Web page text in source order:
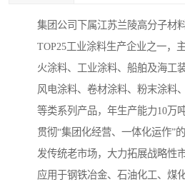
集团公司下属江苏兰陵高分子材
TOP25工业涂料生产企业之一，
火涂料、工业涂料、船舶及海工
风电涂料、卷材涂料、粉末涂料
等类系列产品，年生产能力10万
贯彻“集团化经营、一体化运作”
发传统老市场，大力拓展战略性
应用于钢铁冶金、石油化工、煤